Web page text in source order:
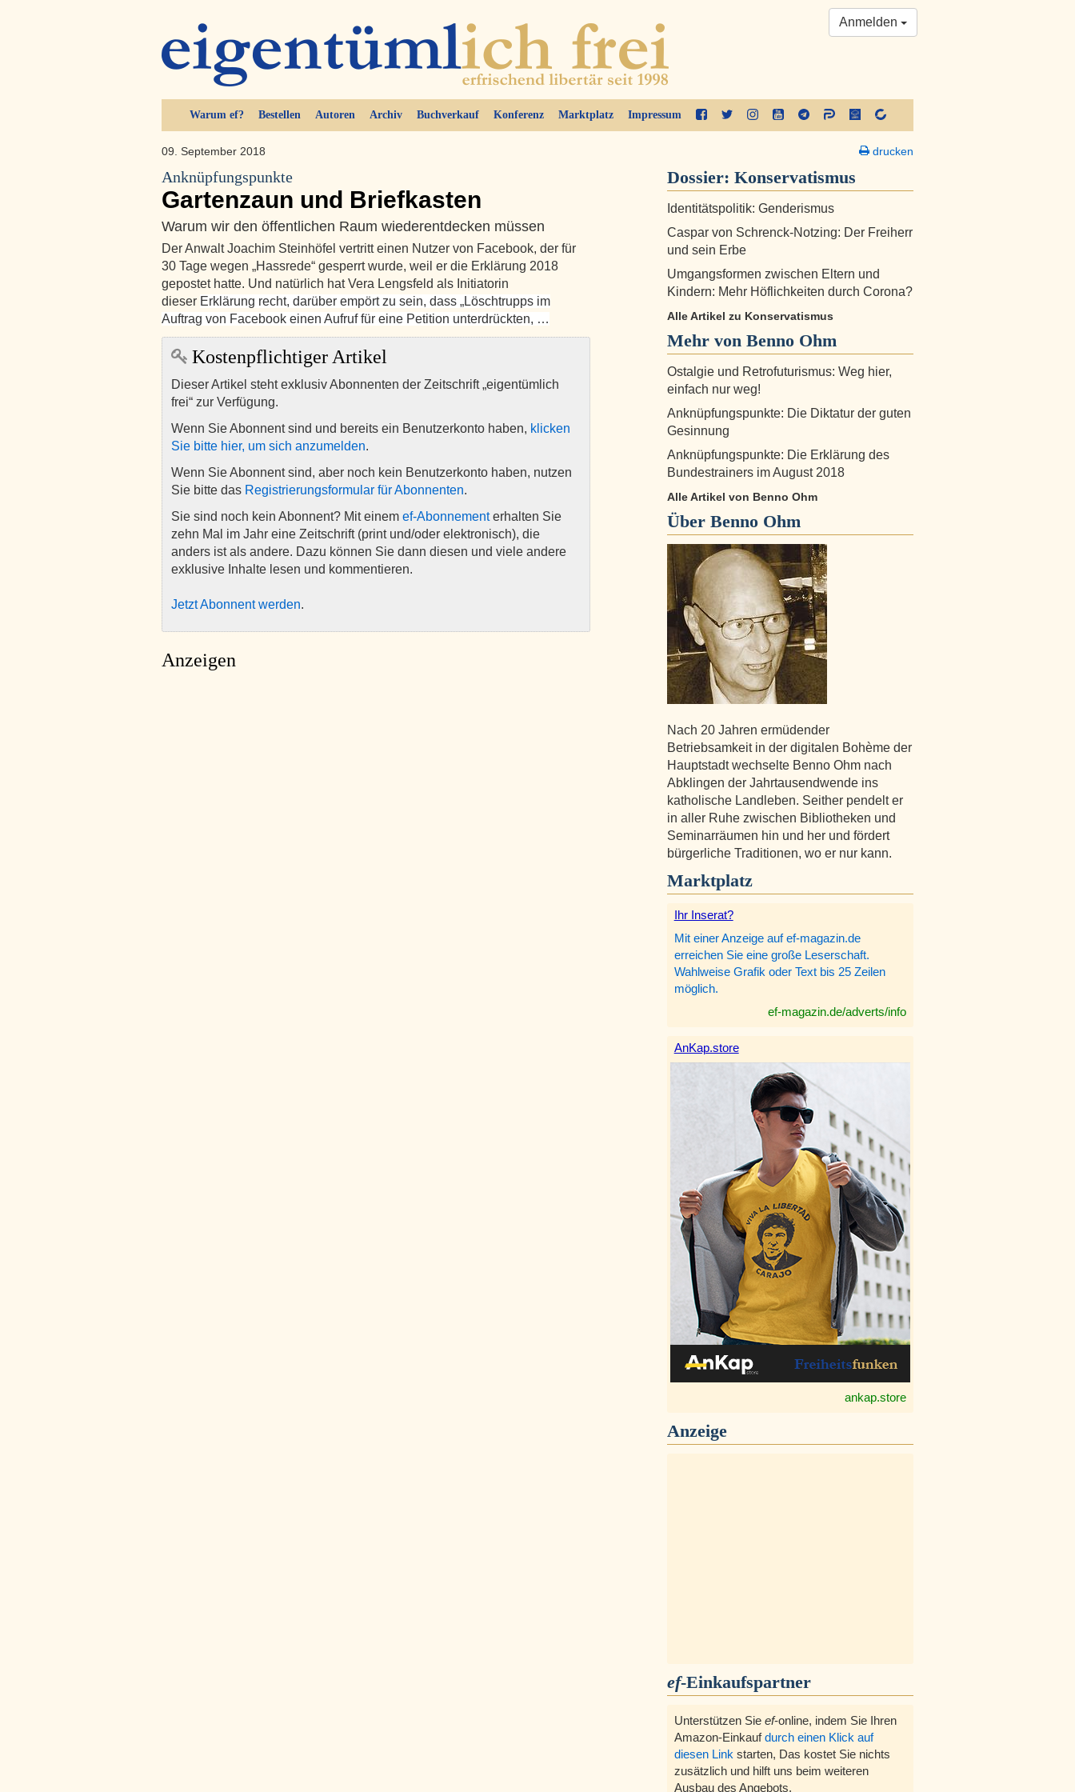
Warum ef? Bestellen Autoren Archiv Buchverkauf Konferenz Marktplatz Impressum
Anmelden
09. September 2018
Anknüpfungspunkte
Gartenzaun und Briefkasten
Warum wir den öffentlichen Raum wiederentdecken müssen
Der Anwalt Joachim Steinhöfel vertritt einen Nutzer von Facebook, der für
30 Tage wegen „Hassrede“ gesperrt wurde, weil er die Erklärung 2018
gepostet hatte. Und natürlich hat Vera Lengsfeld als Initiatorin
dieser Erklärung recht, darüber empört zu sein, dass „Löschtrupps im
Auftrag von Facebook einen Aufruf für eine Petition unterdrückten, …
Kostenpflichtiger Artikel
Dieser Artikel steht exklusiv Abonnenten der Zeitschrift „eigentümlich
frei“ zur Verfügung.
Wenn Sie Abonnent sind und bereits ein Benutzerkonto haben, klicken
Sie bitte hier, um sich anzumelden.
Wenn Sie Abonnent sind, aber noch kein Benutzerkonto haben, nutzen
Sie bitte das Registrierungsformular für Abonnenten.
Sie sind noch kein Abonnent? Mit einem ef-Abonnementerhalten Sie
zehn Mal im Jahr eine Zeitschrift (print und/oder elektronisch), die
anders ist als andere. Dazu können Sie dann diesen und viele andere
exklusive Inhalte lesen und kommentieren.
Jetzt Abonnent werden.
Anzeigen
drucken
Dossier: Konservatismus
Identitätspolitik: Genderismus
Caspar von Schrenck-Notzing: Der Freiherr
und sein Erbe
Umgangsformen zwischen Eltern und
Kindern: Mehr Höflichkeiten durch Corona?
Alle Artikel zu Konservatismus
Mehr von Benno Ohm
Ostalgie und Retrofuturismus: Weg hier,
einfach nur weg!
Anknüpfungspunkte: Die Diktatur der guten
Gesinnung
Anknüpfungspunkte: Die Erklärung des
Bundestrainers im August 2018
Alle Artikel von Benno Ohm
Über Benno Ohm
Nach 20 Jahren ermüdender
Betriebsamkeit in der digitalen Bohème der
Hauptstadt wechselte Benno Ohm nach
Abklingen der Jahrtausendwende ins
katholische Landleben. Seither pendelt er
in aller Ruhe zwischen Bibliotheken und
Seminarräumen hin und her und fördert
bürgerliche Traditionen, wo er nur kann.
Marktplatz
Ihr Inserat?
Mit einer Anzeige auf ef-magazin.de
erreichen Sie eine große Leserschaft.
Wahlweise Grafik oder Text bis 25 Zeilen
möglich.
ef-magazin.de/adverts/info
AnKap.store
ankap.store
Anzeige
ef-Einkaufspartner
Unterstützen Sie ef-online, indem Sie Ihren
Amazon-Einkaufdurch einen Klick auf
diesen Link starten, Das kostet Sie nichts
zusätzlich und hilft uns beim weiteren
Ausbau des Angebots.